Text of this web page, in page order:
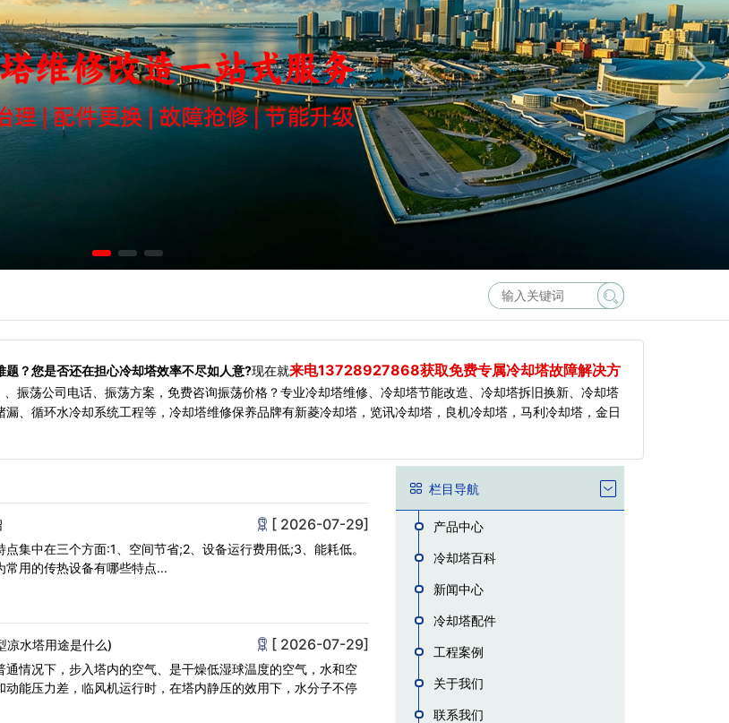
？您是否还在担心冷却塔效率不尽如人意?现在就来电13728927868获取免费专属冷却塔故障解决方
振荡公司电话、振荡方案，免费咨询振荡价格？专业冷却塔维修、冷却塔节能改造、冷却塔拆旧换新、冷却塔
、循环水冷却系统工程等，冷却塔维修保养品牌有新菱冷却塔，览讯冷却塔，良机冷却塔，马利冷却塔，金日
[ 2026-07-29]
集中在三个方面:1、空间节省;2、设备运行费用低;3、能耗低。
用的传热设备有哪些特点...
凉水塔用途是什么) [ 2026-07-29]
情况下，步入塔内的空气、是干燥低湿球温度的空气，水和空
能压力差，临风机运行时，在塔内静压的效用下，水分子不停
栏目导航
产品中心
冷却塔百科
新闻中心
冷却塔配件
工程案例
关于我们
联系我们